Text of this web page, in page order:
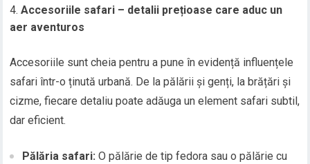
Accesoriile safari – detalii prețioase care aduc un
aer aventuros
Accesoriile sunt cheia pentru a pune în evidență influențele
safari într-o ținută urbană. De la pălării și genți, la brățări și
cizme, fiecare detaliu poate adăuga un element safari subtil,
dar eficient.
Pălăria safari: O pălărie de tip fedora sau o pălărie cu